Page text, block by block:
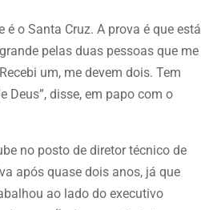
o Santa Cruz. A prova é que está
pelas duas pessoas que me
um, me devem dois. Tem
Deus”, disse, em papo com o
no posto de diretor técnico de
após quase dois anos, já que
ao lado do executivo